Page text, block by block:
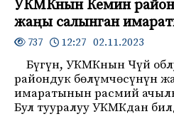
УКМКнын Кемин
жаңы салынган
737 12:27 02.11.2023
Бүгүн, УКМКнын Чүй
райондук бөлүмчөсүнүн
имаратынын расмий
Бул тууралуу УКМКдан